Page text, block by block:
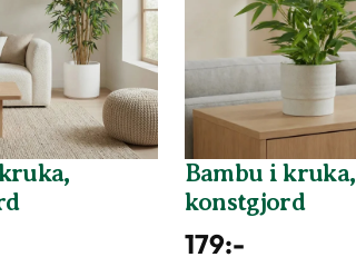
Bambu i kruka,
konstgjord
179:-